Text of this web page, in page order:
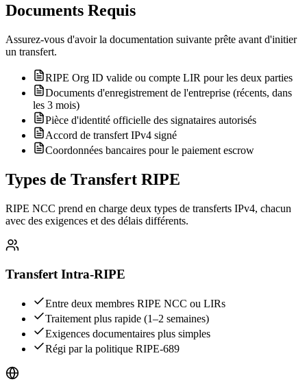
Documents Requis
Assurez-vous d'avoir la documentation suivante prête avant d'initier
un transfert.
RIPE Org ID valide ou compte LIR pour les deux parties
Documents d'enregistrement de l'entreprise (récents, dans
les 3 mois)
Pièce d'identité officielle des signataires autorisés
Accord de transfert IPv4 signé
Coordonnées bancaires pour le paiement escrow
Types de Transfert RIPE
RIPE NCC prend en charge deux types de transferts IPv4, chacun
avec des exigences et des délais différents.
Transfert Intra-RIPE
Entre deux membres RIPE NCC ou LIRs
Traitement plus rapide (1–2 semaines)
Exigences documentaires plus simples
Régi par la politique RIPE-689